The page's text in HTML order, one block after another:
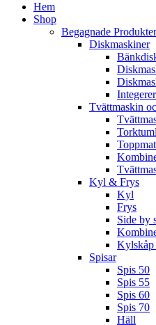
Hem
Shop
Begagnade Produkter
Diskmaskiner
Tvättmaskin
Kyl & Frys
Kyl
Frys
Side by
Kylskåp
Spisar
Spis 50
Spis 55
Spis 60
Spis 70
Häll